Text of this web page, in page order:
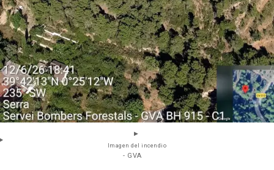
Imagen del incendio
- GVA